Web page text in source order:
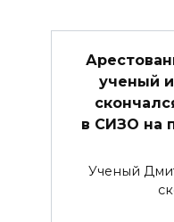
ученый
в СИЗО на
Ученый